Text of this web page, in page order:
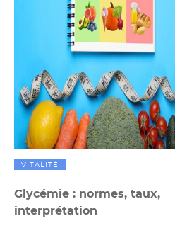
VITALITÉ
Glycémie : normes, taux,
interprétation